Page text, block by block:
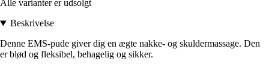
Alle varianter er udsolgt
Beskrivelse
Denne EMS-pude giver dig en ægte nakke- og skuldermassage. Den
er blød og fleksibel, behagelig og sikker.